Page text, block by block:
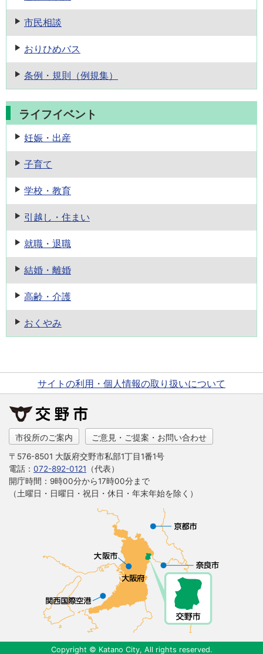
市民相談
おりひめバス
条例・規則 （例規集）
ライフイベント
妊娠・出産
子育て
学校・教育
引越し・住まい
就職・退職
結婚・離婚
高齢・介護
おくやみ
サイトの利用・個人情報の取り扱いについて
市役所のご案内 ご意見・ご提案・お問い合わせ
〒576-8501 大阪府交野市私部1丁目1番1号
電話： 072-892-0121 （代表）
開庁時間：9時00分から17時00分まで
（土曜日・日曜日・祝日・休日・年末年始を除く）
Copyright © Katano City, All rights reserved.